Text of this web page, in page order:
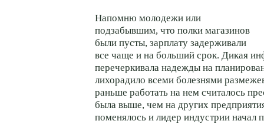
Напомню молодежи или
подзабывшим, что полки магазинов
были пусты, зарплату задерживали
все чаще и на больший срок. Дикая
перечеркивала надежды на
лихорадило всеми болезнями
раньше работать на нем считалось
была выше, чем на других
поменялось и лидер индустрии начал